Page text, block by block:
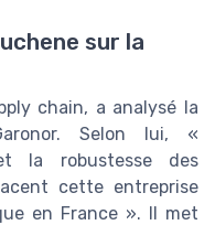
sur la
chain, a analysé la
Selon lui, «
la robustesse des
cette entreprise
en France ». Il met